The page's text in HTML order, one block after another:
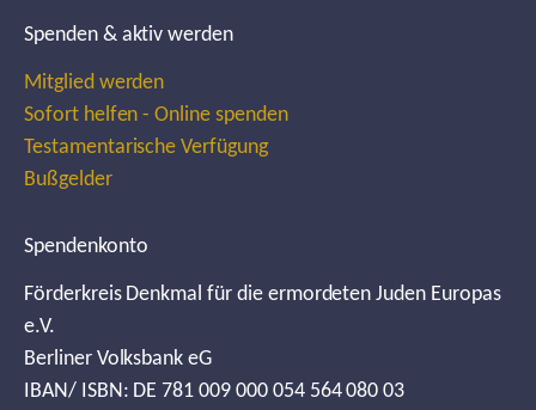
Spenden & aktiv werden
Mitglied werden
Sofort helfen - Online spenden
Testamentarische Verfügung
Bußgelder
Spendenkonto
Förderkreis Denkmal für die ermordeten Juden Europas
e.V.
Berliner Volksbank eG
IBAN/ ISBN: DE 781 009 000 054 564 080 03